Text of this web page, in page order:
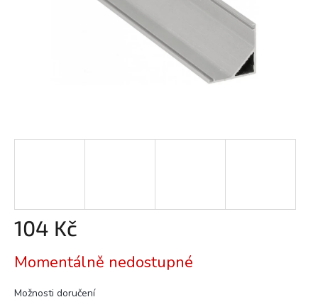
104 Kč
cena:
Momentálně nedostupné
Možnosti doručení